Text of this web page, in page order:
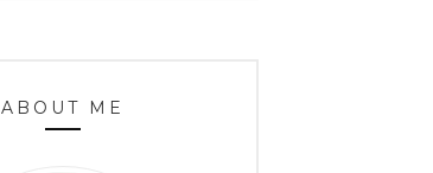
ABOUT ME